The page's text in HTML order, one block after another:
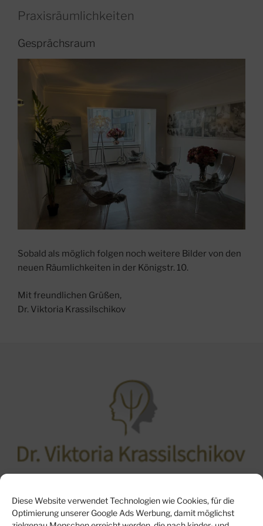
Diese Website verwendet Technologien wie Cookies, für die
Optimierung unserer Google Ads Werbung, damit möglichst
Praxisräumlichkeiten
Gesprächsraum
Sobald als möglich folgen noch weitere Bilder von den
neuen Räumlichkeiten in der Königstr. 10.
Mit freundlichen Grüßen,
Dr. Viktoria Krassilschikov
Jugendliche